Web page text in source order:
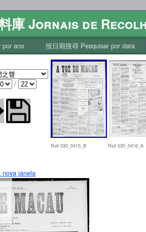
庫 Jornais de
por ano
按日期搜尋 Pesquisar por data
/
Roll 030_0415_B Roll 030_0416_A
janela